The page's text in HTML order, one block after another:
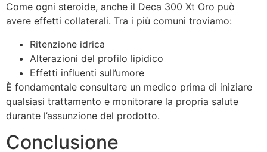
Come ogni steroide, anche il Deca 300 Xt Oro può
avere effetti collaterali. Tra i più comuni troviamo:
Ritenzione idrica
Alterazioni del profilo lipidico
Effetti influenti sull’umore
È fondamentale consultare un medico prima di iniziare
qualsiasi trattamento e monitorare la propria salute
durante l’assunzione del prodotto.
Conclusione